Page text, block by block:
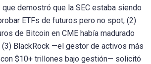
demostró que la SEC estaba siendo
ETFs de futuros pero no spot; (2)
de Bitcoin en CME había madurado
BlackRock —el gestor de activos más
$10+ trillones bajo gestión— solicitó